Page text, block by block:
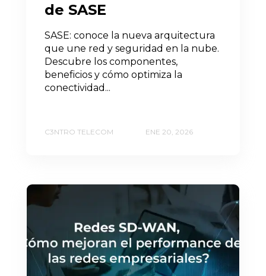
de SASE
SASE: conoce la nueva arquitectura
que une red y seguridad en la nube.
Descubre los componentes,
beneficios y cómo optimiza la
conectividad...
C3NTRO TELECOM ENE 20, 2026